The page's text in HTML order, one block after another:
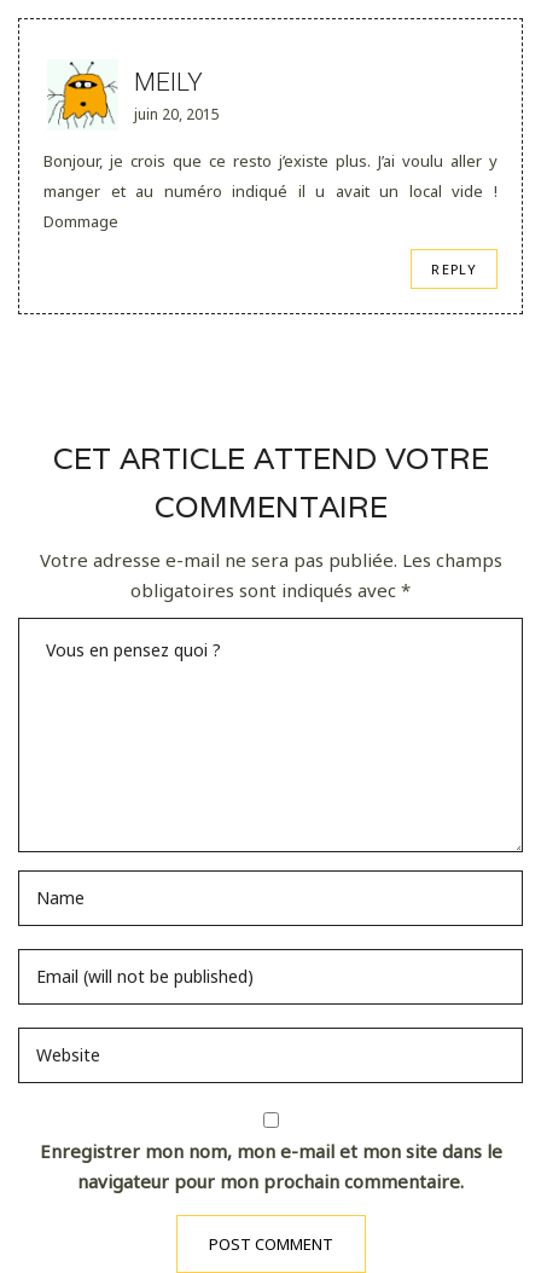
MEILY
juin 20, 2015
Bonjour, je crois que ce resto j’existe plus. J’ai voulu aller y
manger et au numéro indiqué il u avait un local vide !
Dommage
REPLY
CET ARTICLE ATTEND VOTRE
COMMENTAIRE
Votre adresse e-mail ne sera pas publiée. Les champs
obligatoires sont indiqués avec *
Enregistrer mon nom, mon e-mail et mon site dans le
navigateur pour mon prochain commentaire.